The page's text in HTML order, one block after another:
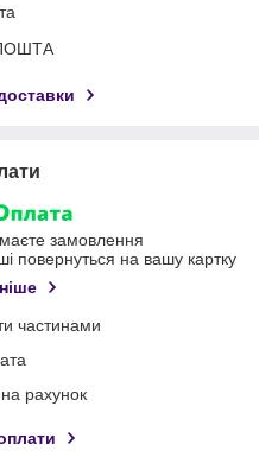
замовлення
повернуться на вашу картку
частинами
рахунок